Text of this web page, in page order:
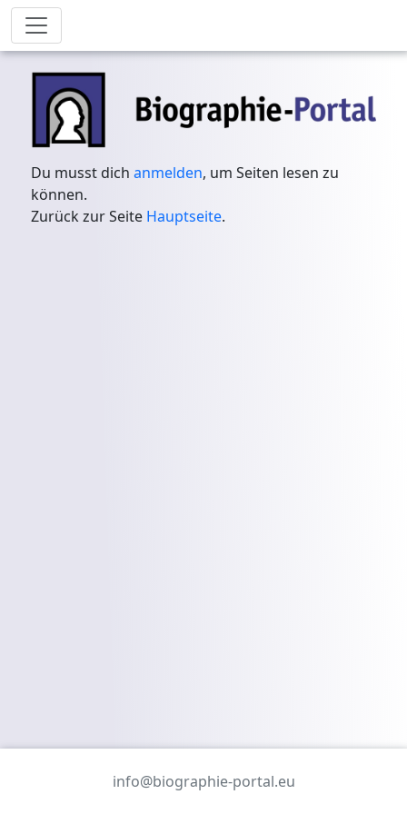
Du musst dichanmelden, um Seiten lesen zu
können.
Zurück zur Seite Hauptseite.
info@biographie-portal.eu